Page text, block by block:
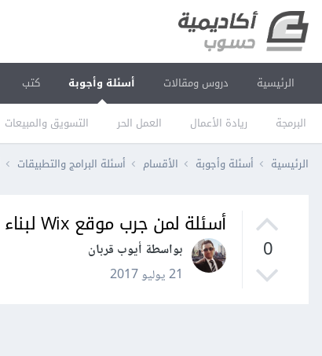
الرئيسية دروس ومقالات أسئلة وأجوبة
البرمجة ريادة الأعمال العمل الحر التسويق والمبيعات
كتب
الرئيسية أسئلة وأجوبة الأقسام أسئلة البرامج والتطبيقات
0
أسئلة لمن جرب موقع Wix لبناء المواقع ؟
بواسطة أيوب قربان
21 يوليو 2017